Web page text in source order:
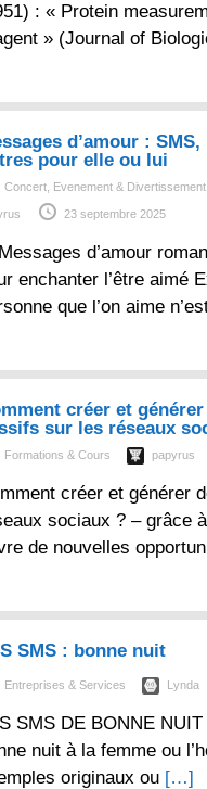
: « Protein
» (Journal of
d’amour :
pour elle ou lui
Concert, Evenement & Divertissement
23 septembre 2025
Messages d’amour
enchanter l’être aimé
que l’on aime
créer et
sur les réseaux
Formations & Cours papyrus
créer et générer
sociaux ? – grâce
de nouvelles
SMS : bonne nuit
Entreprises & Services Lynda
SMS DE BONNE
nuit à la femme ou
originaux ou […]